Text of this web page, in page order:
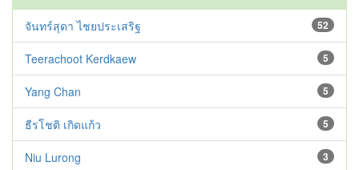
52
จันทร์สุดา ไชยประเสริฐ
5
Teerachoot Kerdkaew
5
Yang Chan
5
ธีรโชติ เกิดแก้ว
3
Niu Lurong